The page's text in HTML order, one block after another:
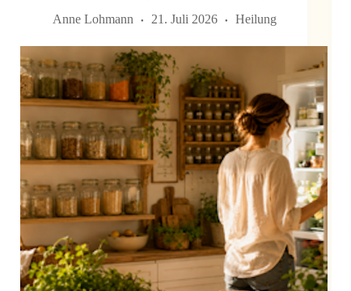
Anne Lohmann
21. Juli 2026 Heilung